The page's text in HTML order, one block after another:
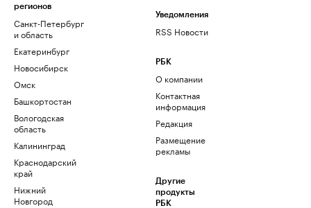
регионов
Санкт-Петербург
и область
Екатеринбург
Новосибирск
Омск
Башкортостан
Вологодская
область
Калининград
Краснодарский
край
Нижний
Новгород
Уведомления
RSS Новости
РБК
О компании
Контактная
информация
Редакция
Размещение
рекламы
Другие
продукты
РБК